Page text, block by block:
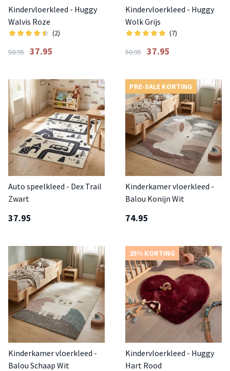
Kindervloerkleed - Huggy
Walvis Roze
(2)
50.95 37.95
Kindervloerkleed - Huggy
Wolk Grijs
(7)
50.95 37.95
Auto speelkleed - Dex Trail
Zwart
37.95
PRE-SALE KORTING
Kinderkamer vloerkleed -
Balou Konijn Wit
74.95
Kinderkamer vloerkleed -
Balou Schaap Wit
25% KORTING
Kindervloerkleed - Huggy
Hart Rood